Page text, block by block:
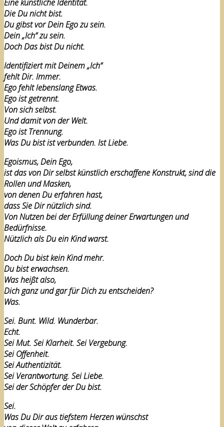
Eine künstliche Identität.
Die Du nicht bist.
Du gibst vor Dein Ego zu sein.
Dein „Ich“ zu sein.
Doch Das bist Du nicht.
Identifiziert mit Deinem „Ich“
fehlt Dir. Immer.
Ego fehlt lebenslang Etwas.
Ego ist getrennt.
Von sich selbst.
Und damit von der Welt.
Ego ist Trennung.
Was Du bist ist verbunden. Ist Liebe.
Egoismus, Dein Ego,
ist das von Dir selbst künstlich erschaffene Konstrukt, sind die
Rollen und Masken,
von denen Du erfahren hast,
dass Sie Dir nützlich sind.
Von Nutzen bei der Erfüllung deiner Erwartungen und
Bedürfnisse.
Nützlich als Du ein Kind warst.
Doch Du bist kein Kind mehr.
Du bist erwachsen.
Was heißt also,
Dich ganz und gar für Dich zu entscheiden?
Was.
Sei. Bunt. Wild. Wunderbar.
Echt.
Sei Mut. Sei Klarheit. Sei Vergebung.
Sei Offenheit.
Sei Authentizität.
Sei Verantwortung. Sei Liebe.
Sei der Schöpfer der Du bist.
Sei.
Was Du Dir aus tiefstem Herzen wünschst